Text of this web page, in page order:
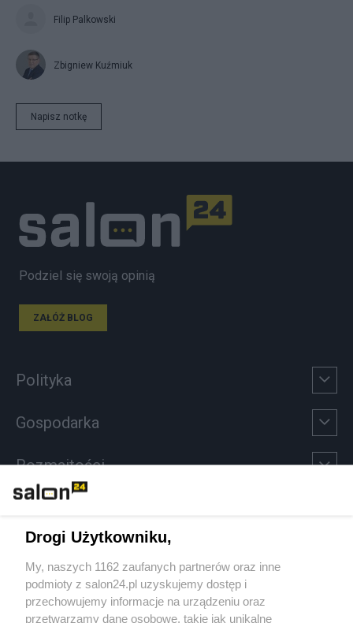
Filip Palkowski
Zbigniew Kuźmiuk
Napisz notkę
Podziel się swoją opinią
ZAŁÓŻ BLOG
Polityka
Gospodarka
Rozmaitości
Sport
Społeczeństwo
Drogi Użytkowniku,
My, naszych 1162 zaufanych partnerów oraz inne
podmioty z salon24.pl uzyskujemy dostęp i
przechowujemy informacje na urządzeniu oraz
przetwarzamy dane osobowe, takie jak unikalne